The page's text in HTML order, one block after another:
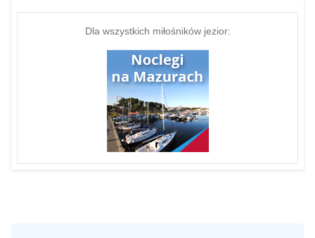
Dla wszystkich miłośników jezior: